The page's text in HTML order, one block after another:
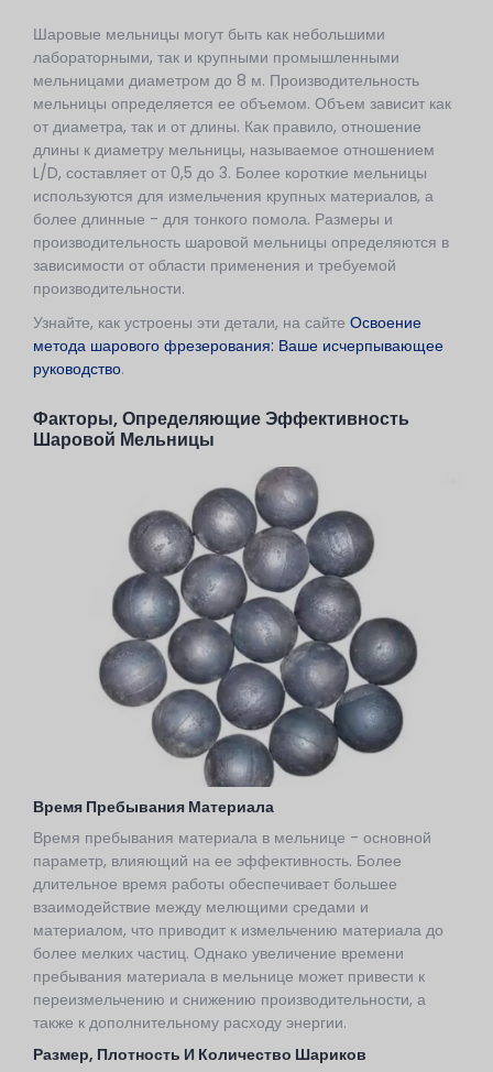
Шаровые мельницы могут быть как небольшими
лабораторными, так и крупными промышленными
мельницами диаметром до 8 м. Производительность
мельницы определяется ее объемом. Объем зависит как
от диаметра, так и от длины. Как правило, отношение
длины к диаметру мельницы, называемое отношением
L/D, составляет от 0,5 до 3. Более короткие мельницы
используются для измельчения крупных материалов, а
более длинные - для тонкого помола. Размеры и
производительность шаровой мельницы определяются в
зависимости от области применения и требуемой
производительности.
Узнайте, как устроены эти детали, на сайте Освоение
метода шарового фрезерования: Ваше исчерпывающее
руководство.
Факторы, Определяющие Эффективность
Шаровой Мельницы
Время Пребывания Материала
Время пребывания материала в мельнице - основной
параметр, влияющий на ее эффективность. Более
длительное время работы обеспечивает большее
взаимодействие между мелющими средами и
материалом, что приводит к измельчению материала до
более мелких частиц. Однако увеличение времени
пребывания материала в мельнице может привести к
переизмельчению и снижению производительности, а
также к дополнительному расходу энергии.
Размер, Плотность И Количество Шариков